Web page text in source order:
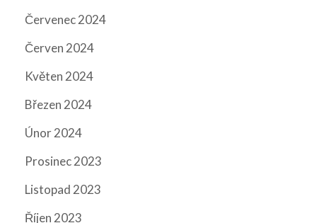
Červenec 2024
Červen 2024
Květen 2024
Březen 2024
Únor 2024
Prosinec 2023
Listopad 2023
Říjen 2023